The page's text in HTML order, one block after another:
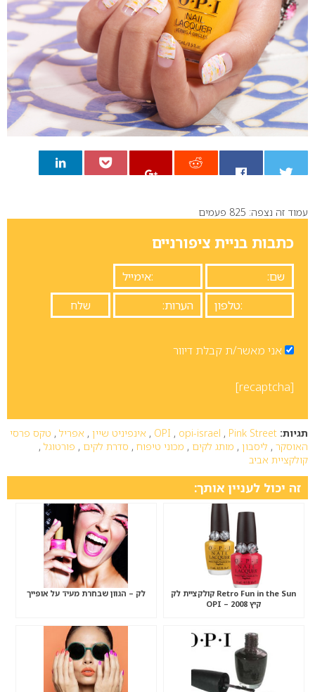
0
עמוד זה נצפה: 825 פעמים
כתבות בניית ציפורניים
אני מאשר/ת קבלת דיוור
[recaptcha]
תגיות: OPI , opi-israel , Pink Street
, אינפיניט שיין , אפריל , טקס פרסי
האוסקר , ליסבון , מותג לקים , מכוני טיפוח , סדרת לקים , פורטוגל ,
קולקציית אביב
זה יכול לעניין אותך:
Retro Fun in the Sun קולקציית לק
קיץ 2008 – OPI
לק – הגוון שבחרת מעיד על אופייך